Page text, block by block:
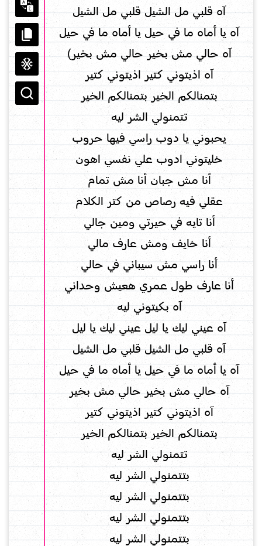
آه قلبي مل الشيل قلبي مل الشيل
آه يا أماه ما في حيل يا أماه ما في حيل
آه حالي مش بخير حالي مش بخير)
آه اذيتوني كتير اذيتوني كتير
بتمنالكم الخير بتمنالكم الخير
تتمنولي الشر ليه
يحبوني يا دوب راسي فيها حروب
خليتوني ادوب علي نفسي اهون
أنا مش جبان أنا مش تمام
عقلي فيه رصاص من كتر الكلام
أنا تايه في حيرتي ومين جالي
أنا خايف ومش عارف مالي
أنا راسي مش سيباني في حالي
أنا عارف طول عمري هعيش وحداني
آه بكيتوني ليه
آه عيني ليك يا ليل عيني ليك يا ليل
آه قلبي مل الشيل قلبي مل الشيل
آه يا أماه ما في حيل يا أماه ما في حيل
آه حالي مش بخير حالي مش بخير
آه اذيتوني كتير اذيتوني كتير
بتمنالكم الخير بتمنالكم الخير
تتمنولي الشر ليه
بتتمنولي الشر ليه
بتتمنولي الشر ليه
بتتمنولي الشر ليه
بتتمنولي الشر ليه